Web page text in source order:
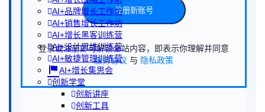
AI+品牌增长工作坊
AI+销售增长工作坊
AI+增长黑客训练营
AI+设计思维训练营
AI+敏捷管理训练营
AI+增长集思会
创新学堂
创新讲座
创新工具
注册新账号
登录或注册即可解锁全站内容，即表示你理解并同意
服务协议 与 隐私政策